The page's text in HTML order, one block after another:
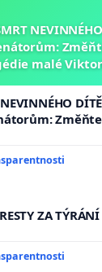
malé
Viktorky
ZA